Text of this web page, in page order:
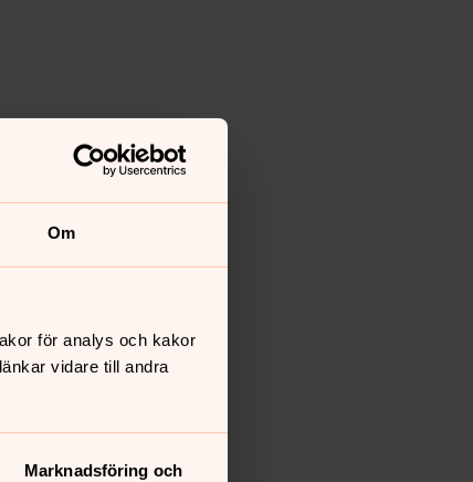
Om
för analys och kakor
vidare till andra
Marknadsföring och